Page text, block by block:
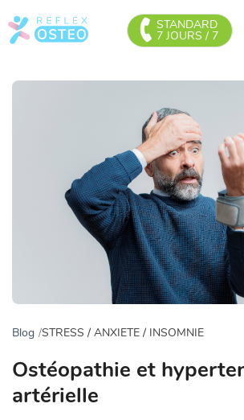
STANDARD
7 JOURS / 7
Blog STRESS / ANXIETE / INSOMNIE
Ostéopathie et
artérielle